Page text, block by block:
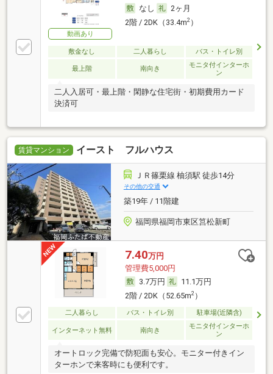
動画あり
なし
2ヶ月
2階 / 2DK（33.4m2）
敷金なし 二人暮らし バス・トイレ別
最上階 南向き
モニタ付インターホ
ン
二人入居可・最上階・閑静な住宅街・初期費用カード
決済可
賃貸マンション イースト フルハウス
ＪＲ篠栗線 柚須駅 徒歩14分
その他の交通
築19年 / 11階建
福岡県福岡市東区筥松新町
7.40万円
管理費5,000円
3.7万円
11.1万円
2階 / 2DK（52.65m2）
二人暮らし バス・トイレ別 駐車場(近隣含)
インターネット無料 南向き
モニタ付インターホ
ン
オートロック完備で防犯面も安心。モニター付きイン
ターホンで来客時にも便利です。